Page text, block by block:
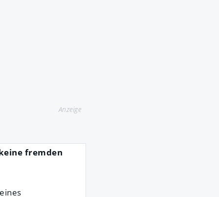
Anzeige
fremden